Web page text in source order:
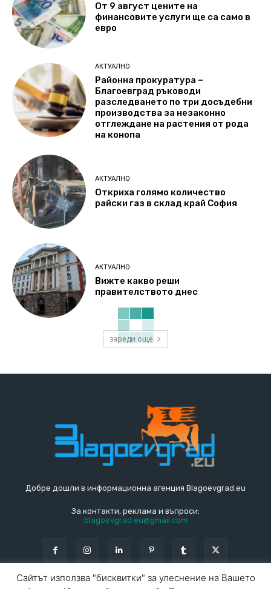
От 9 август цените на
финансовите услуги ще са само в
евро
АКТУАЛНО
Районна прокуратура –
Благоевград ръководи
разследването по три досъдебни
производства за незаконно
отглеждане на растения от рода
на конопа
АКТУАЛНО
Откриха голямо количество
райски газ в склад край София
АКТУАЛНО
Вижте какво реши
правителството днес
зареди още
Добре дошли в информационна агенция Blagoevgrad.eu
За контакти, реклама и въпроси:
blagoevgrad.eu@gmail.com
Сайтът използва "бисквитки" за улеснение на Вашето